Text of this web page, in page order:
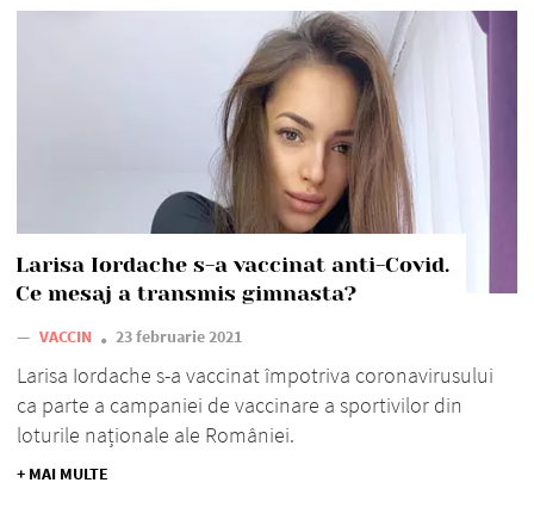
Larisa Iordache s-a vaccinat anti-Covid.
Ce mesaj a transmis gimnasta?
— VACCIN 23 februarie 2021
Larisa Iordache s-a vaccinat împotriva coronavirusului
ca parte a campaniei de vaccinare a sportivilor din
loturile naționale ale României.
+ MAI MULTE